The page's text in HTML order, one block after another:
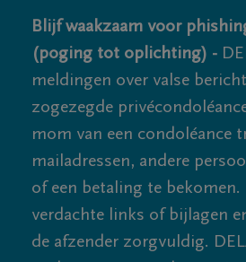
Blijf waakzaam voor
(poging tot oplichting) -
meldingen over valse
zogezegde
mom van een condoléance
mailadressen, andere
of een betaling te
verdachte links of bijlagen
de afzender zorgvuldig.